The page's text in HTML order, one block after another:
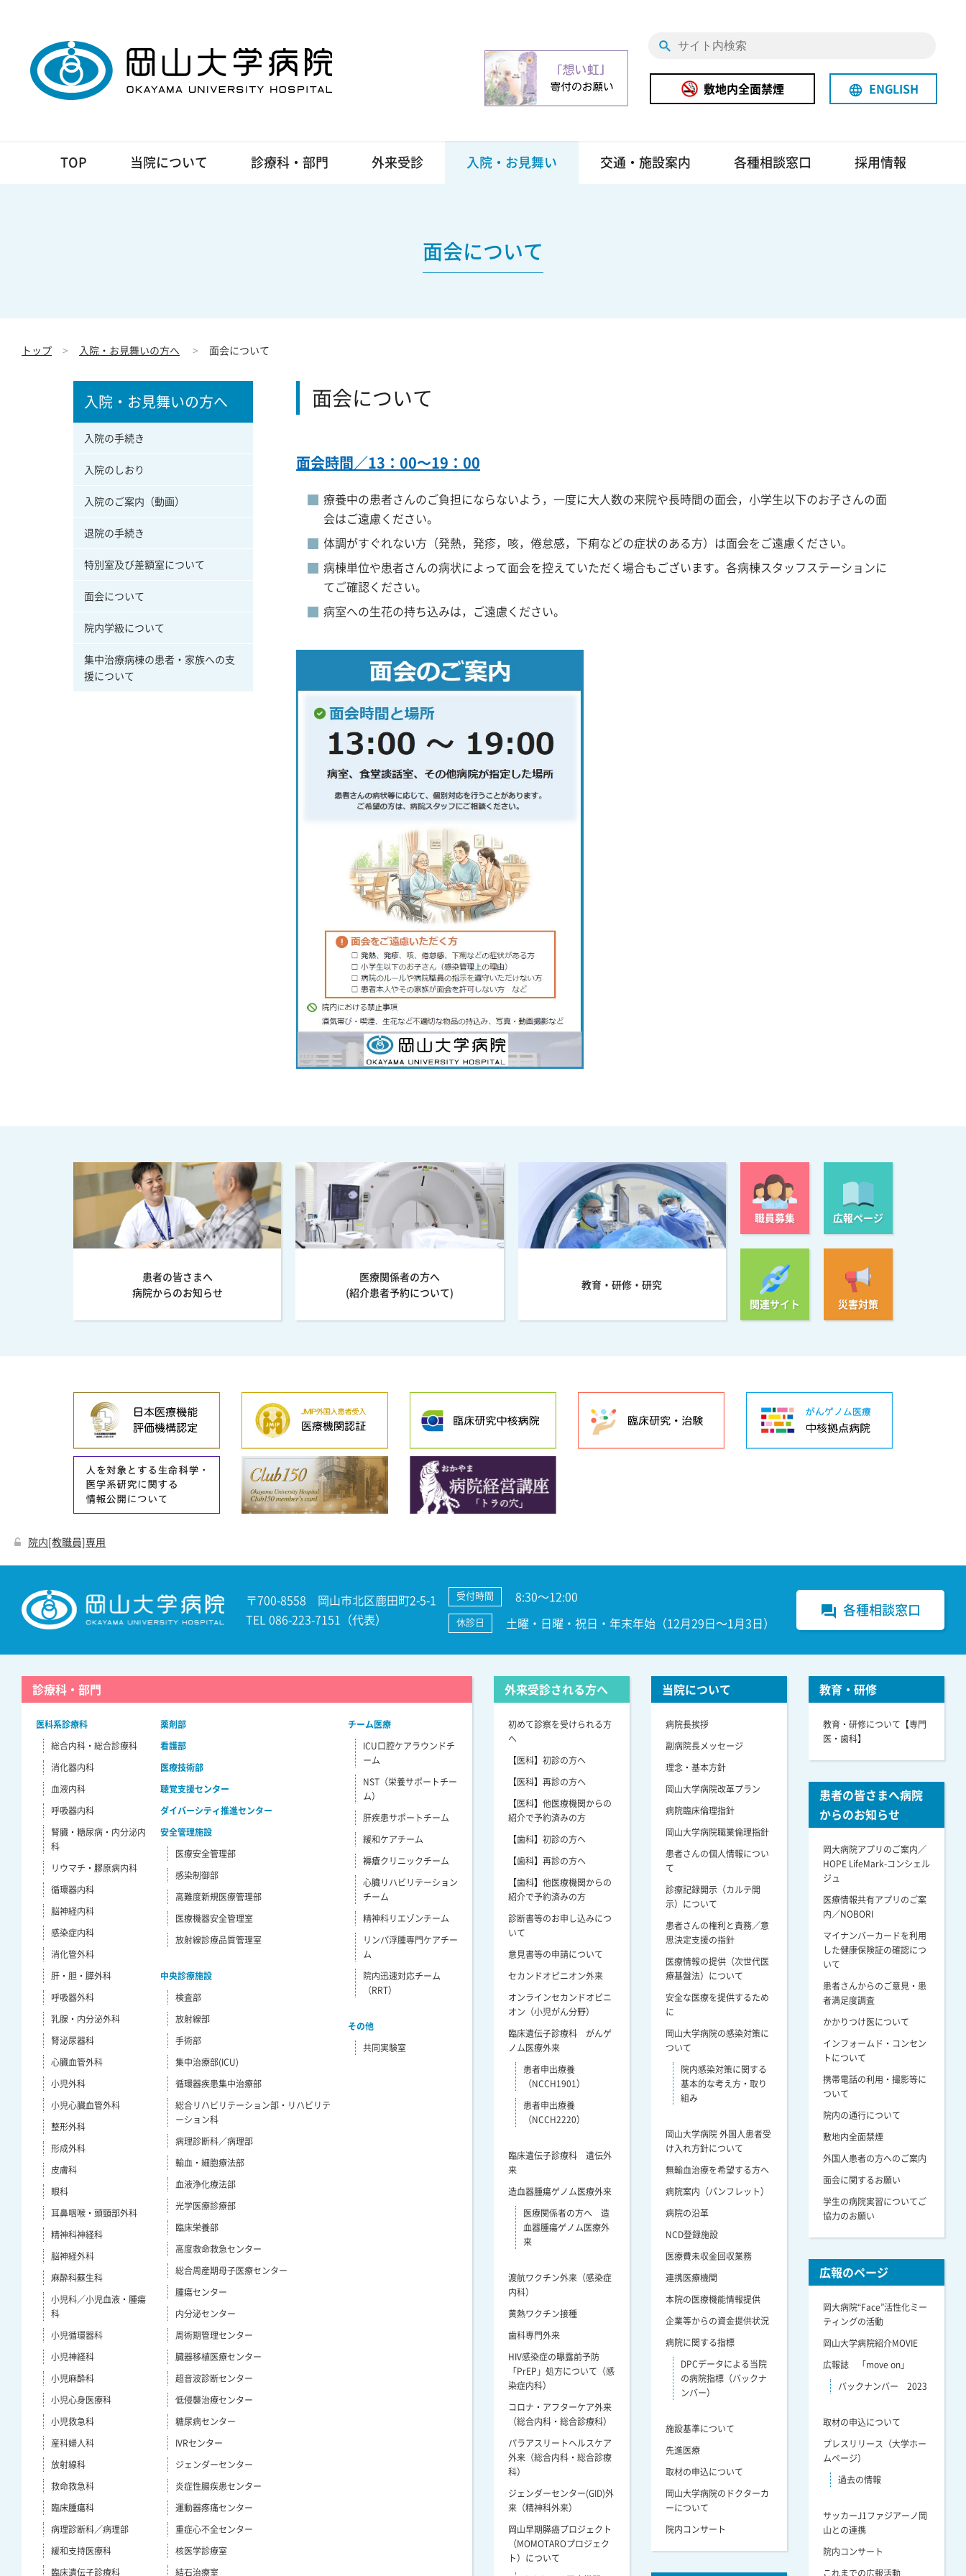
TOP 当院について 診療科・部門 外来受診 入院・お見舞い 交通・施設案内 各種相談窓口 採用情報
敷地内全面禁煙 language ENGLISH
面会について
トップ 入院・お見舞いの方へ 面会について
面会について
面会時間／13：00～19：00
療養中の患者さんのご負担にならないよう，一度に大人数の来院や長時間の面会，小学生以下のお子さんの面
会はご遠慮ください。
体調がすぐれない方（発熱，発疹，咳，倦怠感，下痢などの症状のある方）は面会をご遠慮ください。
病棟単位や患者さんの病状によって面会を控えていただく場合もございます。各病棟スタッフステーションに
てご確認ください。
病室への生花の持ち込みは，ご遠慮ください。
入院・お見舞いの方へ
入院の手続き
入院のしおり
入院のご案内（動画）
退院の手続き
特別室及び差額室について
面会について
院内学級について
集中治療病棟の患者・家族への支
援について
患者の皆さまへ
病院からのお知らせ
医療関係者の方へ
(紹介患者予約について)
教育・研修・研究
職員募集 広報ページ
関連サイト 災害対策
院内[教職員]専用
〒700-8558 岡山市北区鹿田町2-5-1
TEL 086-223-7151（代表）
受付時間 8:30～12:00
休診日 土曜・日曜・祝日・年末年始（12月29日～1月3日）
forum 各種相談窓口
診療科・部門
医科系診療科
総合内科・総合診療科
消化器内科
血液内科
呼吸器内科
腎臓・糖尿病・内分泌内
科
リウマチ・膠原病内科
循環器内科
脳神経内科
感染症内科
消化管外科
肝・胆・膵外科
呼吸器外科
乳腺・内分泌外科
腎泌尿器科
心臓血管外科
小児外科
小児心臓血管外科
整形外科
形成外科
皮膚科
眼科
耳鼻咽喉・頭頸部外科
精神科神経科
脳神経外科
麻酔科蘇生科
小児科／小児血液・腫瘍
科
小児循環器科
小児神経科
小児麻酔科
小児心身医療科
小児救急科
産科婦人科
放射線科
救命救急科
臨床腫瘍科
病理診断科／病理部
緩和支持医療科
臨床遺伝子診療科
薬剤部
看護部
医療技術部
聴覚支援センター
ダイバーシティ推進センター
安全管理施設
医療安全管理部
感染制御部
高難度新規医療管理部
医療機器安全管理室
放射線診療品質管理室
中央診療施設
検査部
放射線部
手術部
集中治療部(ICU)
循環器疾患集中治療部
総合リハビリテーション部・リハビリテ
ーション科
病理診断科／病理部
輸血・細胞療法部
血液浄化療法部
光学医療診療部
臨床栄養部
高度救命救急センター
総合周産期母子医療センター
腫瘍センター
内分泌センター
周術期管理センター
臓器移植医療センター
超音波診断センター
低侵襲治療センター
糖尿病センター
IVRセンター
ジェンダーセンター
炎症性腸疾患センター
運動器疼痛センター
重症心不全センター
核医学診療室
結石治療室
チーム医療
ICU口腔ケアラウンドチ
ーム
NST（栄養サポートチー
ム）
肝疾患サポートチーム
緩和ケアチーム
褥瘡クリニックチーム
心臓リハビリテーション
チーム
精神科リエゾンチーム
リンパ浮腫専門ケアチー
ム
院内迅速対応チーム
（RRT）
その他
共同実験室
外来受診される方へ
初めて診察を受けられる方
へ
【医科】初診の方へ
【医科】再診の方へ
【医科】他医療機関からの
紹介で予約済みの方
【歯科】初診の方へ
【歯科】再診の方へ
【歯科】他医療機関からの
紹介で予約済みの方
診断書等のお申し込みにつ
いて
意見書等の申請について
セカンドオピニオン外来
オンラインセカンドオピニ
オン（小児がん分野）
臨床遺伝子診療科 がんゲ
ノム医療外来
患者申出療養
（NCCH1901）
患者申出療養
（NCCH2220）
臨床遺伝子診療科 遺伝外
来
造血器腫瘍ゲノム医療外来
医療関係者の方へ 造
血器腫瘍ゲノム医療外
来
渡航ワクチン外来（感染症
内科）
黄熱ワクチン接種
歯科専門外来
HIV感染症の曝露前予防
「PrEP」処方について（感
染症内科）
コロナ・アフターケア外来
（総合内科・総合診療科）
パラアスリートヘルスケア
外来（総合内科・総合診療
科）
ジェンダーセンター(GID)外
来（精神科外来）
岡山早期膵癌プロジェクト
（MOMOTAROプロジェク
ト）について
当院について
病院長挨拶
副病院長メッセージ
理念・基本方針
岡山大学病院改革プラン
病院臨床倫理指針
岡山大学病院職業倫理指針
患者さんの個人情報につい
て
診療記録開示（カルテ開
示）について
患者さんの権利と責務／意
思決定支援の指針
医療情報の提供（次世代医
療基盤法）について
安全な医療を提供するため
に
岡山大学病院の感染対策に
ついて
院内感染対策に関する
基本的な考え方・取り
組み
岡山大学病院 外国人患者受
け入れ方針について
無輸血治療を希望する方へ
病院案内（パンフレット）
病院の沿革
NCD登録施設
医療費未収金回収業務
連携医療機関
本院の医療機能情報提供
企業等からの資金提供状況
病院に関する指標
DPCデータによる当院
の病院指標（バックナ
ンバー）
施設基準について
先進医療
取材の申込について
岡山大学病院のドクターカ
ーについて
院内コンサート
教育・研修
教育・研修について【専門
医・歯科】
患者の皆さまへ病院
からのお知らせ
岡大病院アプリのご案内／
HOPE LifeMark-コンシェル
ジュ
医療情報共有アプリのご案
内／NOBORI
マイナンバーカードを利用
した健康保険証の確認につ
いて
患者さんからのご意見・患
者満足度調査
かかりつけ医について
インフォームド・コンセン
トについて
携帯電話の利用・撮影等に
ついて
院内の通行について
敷地内全面禁煙
外国人患者の方へのご案内
面会に関するお願い
学生の病院実習についてご
協力のお願い
広報のページ
岡大病院“Face”活性化ミー
ティングの活動
岡山大学病院紹介MOVIE
広報誌 「move on」
バックナンバー 2023
取材の申込について
プレスリリース（大学ホー
ムページ）
過去の情報
サッカーJ1ファジアーノ岡
山との連携
院内コンサート
これまでの広報活動